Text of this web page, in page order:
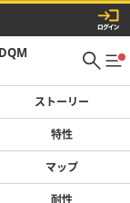
ストーリー
特性
マップ
耐性